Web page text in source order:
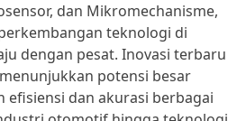
dan Mikromechanisme,
teknologi di
dengan pesat. Inovasi terbaru
potensi besar
efisiensi dan akurasi berbagai